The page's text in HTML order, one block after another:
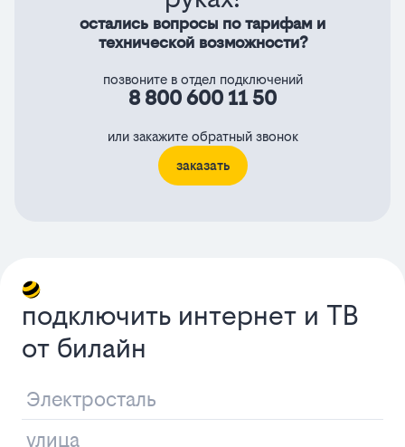
остались вопросы по тарифам и
технической возможности?
позвоните в отдел подключений
8 800 600 11 50
или закажите обратный звонок
заказать
подключить интернет и ТВ
от билайн